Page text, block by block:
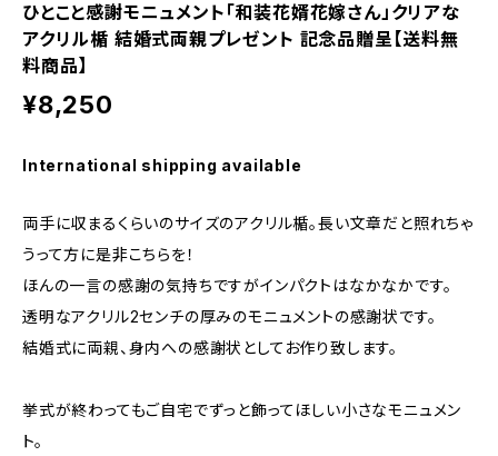
ひとこと感謝モニュメント「和装花婿花嫁さん」クリアな
アクリル楯 結婚式両親プレゼント 記念品贈呈【送料無
料商品】
¥8,250
International shipping available
両手に収まるくらいのサイズのアクリル楯。長い文章だと照れちゃ
うって方に是非こちらを！
ほんの一言の感謝の気持ちですがインパクトはなかなかです。
透明なアクリル2センチの厚みのモニュメントの感謝状です。
結婚式に両親、身内への感謝状としてお作り致します。
挙式が終わってもご自宅でずっと飾ってほしい小さなモニュメン
ト。